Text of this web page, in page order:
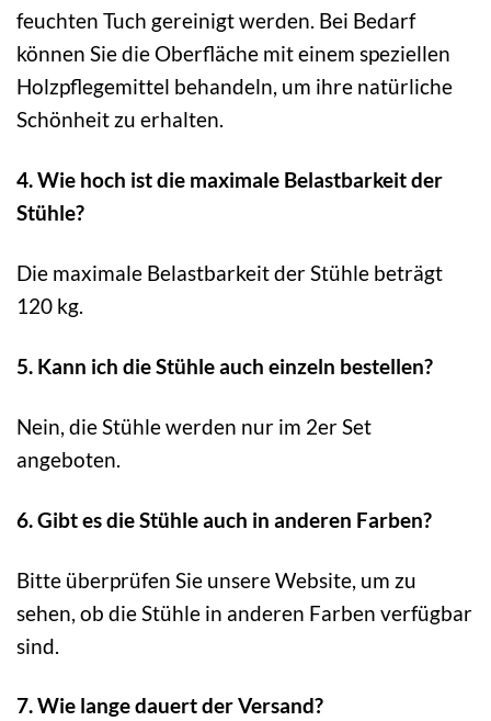
feuchten Tuch gereinigt werden. Bei Bedarf
können Sie die Oberfläche mit einem speziellen
Holzpflegemittel behandeln, um ihre natürliche
Schönheit zu erhalten.
4. Wie hoch ist die maximale Belastbarkeit der
Stühle?
Die maximale Belastbarkeit der Stühle beträgt
120 kg.
5. Kann ich die Stühle auch einzeln bestellen?
Nein, die Stühle werden nur im 2er Set
angeboten.
6. Gibt es die Stühle auch in anderen Farben?
Bitte überprüfen Sie unsere Website, um zu
sehen, ob die Stühle in anderen Farben verfügbar
sind.
7. Wie lange dauert der Versand?